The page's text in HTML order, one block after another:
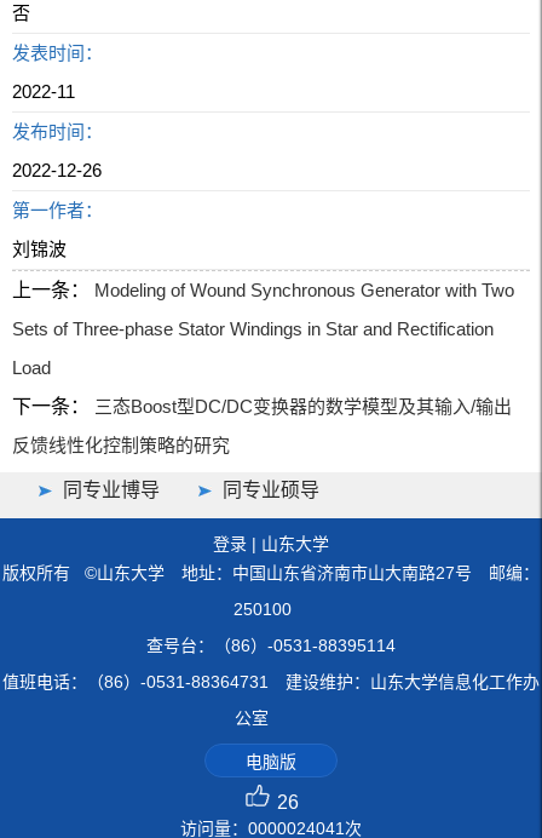
否
发表时间：
2022-11
发布时间：
2022-12-26
第一作者：
刘锦波
上一条：
Modeling of Wound Synchronous Generator with Two
Sets of Three-phase Stator Windings in Star and Rectification
Load
下一条：
三态Boost型DC/DC变换器的数学模型及其输入/输出
反馈线性化控制策略的研究
同专业博导 同专业硕导
登录 | 山东大学
版权所有 ©山东大学 地址：中国山东省济南市山大南路27号 邮编：
250100
查号台：（86）-0531-88395114
值班电话：（86）-0531-88364731 建设维护：山东大学信息化工作办
公室
电脑版
26
访问量： 0000024041 次